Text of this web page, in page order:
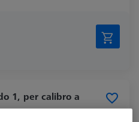
1, per calibro a